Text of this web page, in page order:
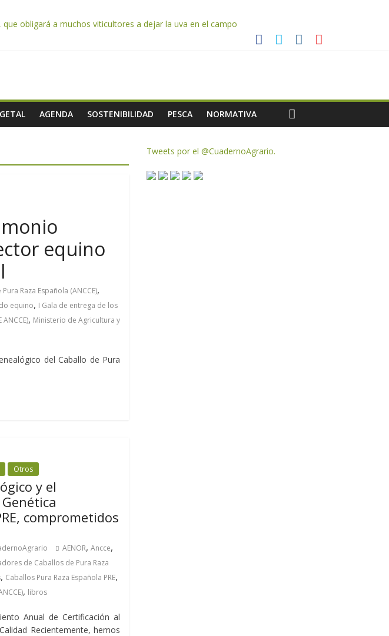
obligará a muchos viticultores a dejar la uva en el campo
del ibérico para reforzar la seguridad y la transparencia del sector
de ayudas de la PAC de remanentes disponibles
en escuelas de hostelería
AGENDA SOSTENIBILIDAD PESCA NORMATIVA
equino
Raza Española (ANCCE),
equino, I Gala de entrega de los
, Ministerio de Agricultura y
del Caballo de Pura
Otros
y el
comprometidos
AENOR,Ancce,
de Caballos de Pura Raza
, Caballos Pura Raza Española PRE,
, libros
Anual de Certificación al
Recientemente, hemos
Tweets por el @CuadernoAgrario.